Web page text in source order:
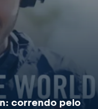
correndo pelo